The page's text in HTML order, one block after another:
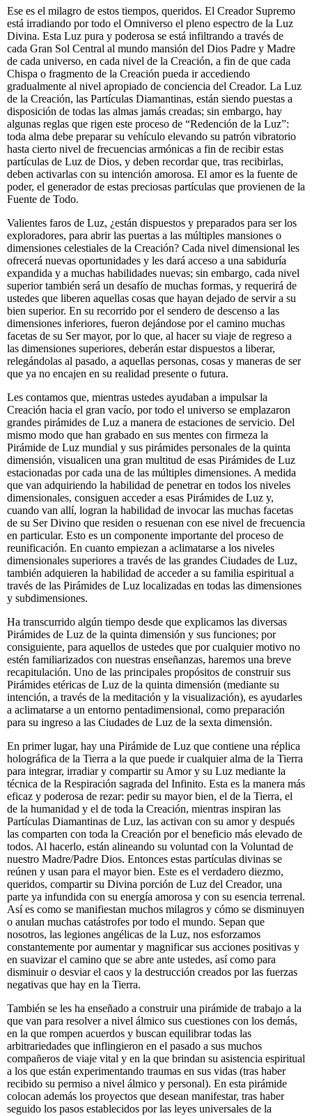
Ese es el milagro de estos tiempos, queridos. El Creador Supremo
está irradiando por todo el Omniverso el pleno espectro de la Luz
Divina. Esta Luz pura y poderosa se está infiltrando a través de
cada Gran Sol Central al mundo mansión del Dios Padre y Madre
de cada universo, en cada nivel de la Creación, a fin de que cada
Chispa o fragmento de la Creación pueda ir accediendo
gradualmente al nivel apropiado de conciencia del Creador. La Luz
de la Creación, las Partículas Diamantinas, están siendo puestas a
disposición de todas las almas jamás creadas; sin embargo, hay
algunas reglas que rigen este proceso de “Redención de la Luz”:
toda alma debe preparar su vehículo elevando su patrón vibratorio
hasta cierto nivel de frecuencias armónicas a fin de recibir estas
partículas de Luz de Dios, y deben recordar que, tras recibirlas,
deben activarlas con su intención amorosa. El amor es la fuente de
poder, el generador de estas preciosas partículas que provienen de la
Fuente de Todo.
Valientes faros de Luz, ¿están dispuestos y preparados para ser los
exploradores, para abrir las puertas a las múltiples mansiones o
dimensiones celestiales de la Creación? Cada nivel dimensional les
ofrecerá nuevas oportunidades y les dará acceso a una sabiduría
expandida y a muchas habilidades nuevas; sin embargo, cada nivel
superior también será un desafío de muchas formas, y requerirá de
ustedes que liberen aquellas cosas que hayan dejado de servir a su
bien superior. En su recorrido por el sendero de descenso a las
dimensiones inferiores, fueron dejándose por el camino muchas
facetas de su Ser mayor, por lo que, al hacer su viaje de regreso a
las dimensiones superiores, deberán estar dispuestos a liberar,
relegándolas al pasado, a aquellas personas, cosas y maneras de ser
que ya no encajen en su realidad presente o futura.
Les contamos que, mientras ustedes ayudaban a impulsar la
Creación hacia el gran vacío, por todo el universo se emplazaron
grandes pirámides de Luz a manera de estaciones de servicio. Del
mismo modo que han grabado en sus mentes con firmeza la
Pirámide de Luz mundial y sus pirámides personales de la quinta
dimensión, visualicen una gran multitud de esas Pirámides de Luz
estacionadas por cada una de las múltiples dimensiones. A medida
que van adquiriendo la habilidad de penetrar en todos los niveles
dimensionales, consiguen acceder a esas Pirámides de Luz y,
cuando van allí, logran la habilidad de invocar las muchas facetas
de su Ser Divino que residen o resuenan con ese nivel de frecuencia
en particular. Esto es un componente importante del proceso de
reunificación. En cuanto empiezan a aclimatarse a los niveles
dimensionales superiores a través de las grandes Ciudades de Luz,
también adquieren la habilidad de acceder a su familia espiritual a
través de las Pirámides de Luz localizadas en todas las dimensiones
y subdimensiones.
Ha transcurrido algún tiempo desde que explicamos las diversas
Pirámides de Luz de la quinta dimensión y sus funciones; por
consiguiente, para aquellos de ustedes que por cualquier motivo no
estén familiarizados con nuestras enseñanzas, haremos una breve
recapitulación. Uno de las principales propósitos de construir sus
Pirámides etéricas de Luz de la quinta dimensión (mediante su
intención, a través de la meditación y la visualización), es ayudarles
a aclimatarse a un entorno pentadimensional, como preparación
para su ingreso a las Ciudades de Luz de la sexta dimensión.
En primer lugar, hay una Pirámide de Luz que contiene una réplica
holográfica de la Tierra a la que puede ir cualquier alma de la Tierra
para integrar, irradiar y compartir su Amor y su Luz mediante la
técnica de la Respiración sagrada del Infinito. Esta es la manera más
eficaz y poderosa de rezar: pedir su mayor bien, el de la Tierra, el
de la humanidad y el de toda la Creación, mientras inspiran las
Partículas Diamantinas de Luz, las activan con su amor y después
las comparten con toda la Creación por el beneficio más elevado de
todos. Al hacerlo, están alineando su voluntad con la Voluntad de
nuestro Madre/Padre Dios. Entonces estas partículas divinas se
reúnen y usan para el mayor bien. Este es el verdadero diezmo,
queridos, compartir su Divina porción de Luz del Creador, una
parte ya infundida con su energía amorosa y con su esencia terrenal.
Así es como se manifiestan muchos milagros y cómo se disminuyen
o anulan muchas catástrofes por todo el mundo. Sepan que
nosotros, las legiones angélicas de la Luz, nos esforzamos
constantemente por aumentar y magnificar sus acciones positivas y
en suavizar el camino que se abre ante ustedes, así como para
disminuir o desviar el caos y la destrucción creados por las fuerzas
negativas que hay en la Tierra.
También se les ha enseñado a construir una pirámide de trabajo a la
que van para resolver a nivel álmico sus cuestiones con los demás,
en la que rompen acuerdos y buscan equilibrar todas las
arbitrariedades que inflingieron en el pasado a sus muchos
compañeros de viaje vital y en la que brindan su asistencia espiritual
a los que están experimentando traumas en sus vidas (tras haber
recibido su permiso a nivel álmico y personal). En esta pirámide
colocan además los proyectos que desean manifestar, tras haber
seguido los pasos establecidos por las leyes universales de la